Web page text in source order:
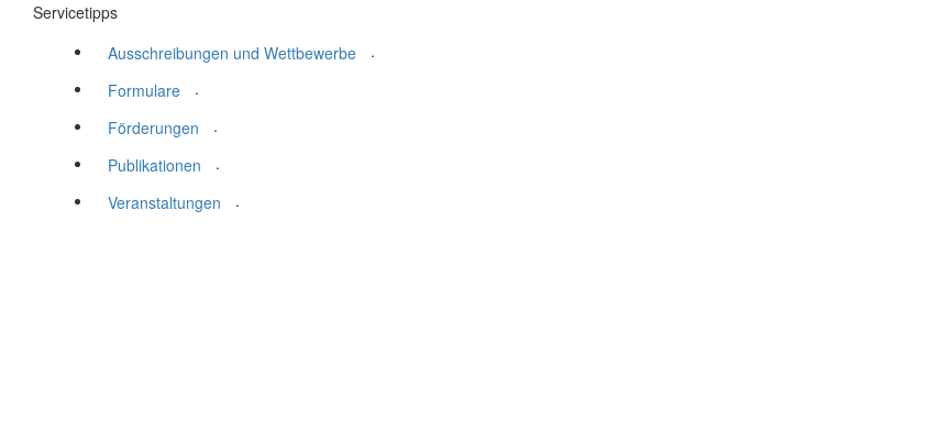
Servicetipps
Ausschreibungen und Wettbewerbe
.
Formulare
.
Förderungen
.
Publikationen
.
Veranstaltungen
.